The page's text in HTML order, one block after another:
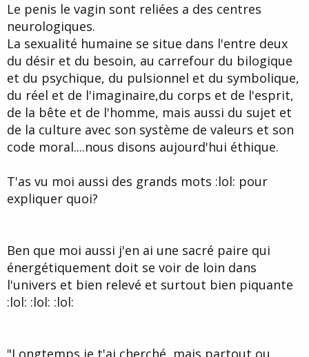
Le penis le vagin sont reliées a des centres
neurologiques.
La sexualité humaine se situe dans l'entre deux
du désir et du besoin, au carrefour du bilogique
et du psychique, du pulsionnel et du symbolique,
du réel et de l'imaginaire,du corps et de l'esprit,
de la bête et de l'homme, mais aussi du sujet et
de la culture avec son système de valeurs et son
code moral....nous disons aujourd'hui éthique.
T'as vu moi aussi des grands mots :lol: pour
expliquer quoi?
Ben que moi aussi j'en ai une sacré paire qui
énergétiquement doit se voir de loin dans
l'univers et bien relevé et surtout bien piquante
:lol: :lol: :lol: